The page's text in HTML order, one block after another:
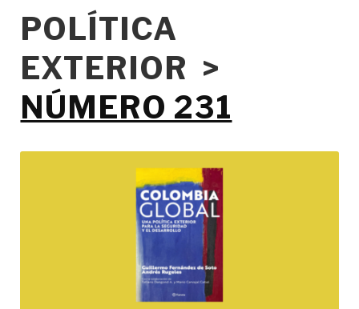
POLÍTICA
EXTERIOR >
NÚMERO 231